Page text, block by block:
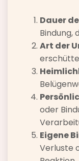
Dauer
Bindung,
Art der
oder
Eigene
Verluste